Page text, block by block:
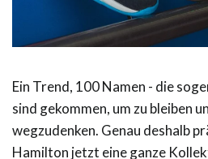
Ein Trend, 100 Namen - die
sind gekommen, um zu bleiben
wegzudenken. Genau deshalb
Hamilton jetzt eine ganze